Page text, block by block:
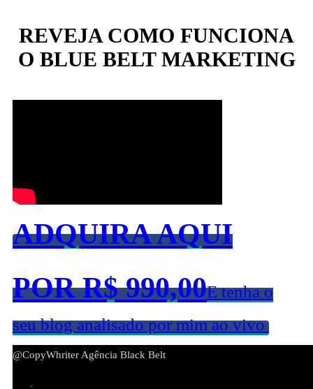
REVEJA COMO FUNCIONA
O BLUE BELT MARKETING
ADQUIRA AQUI
POR R$ 990,00E tenha o
seu blog analisado por mim ao vivo
@CopyWhriter Agência Black Belt